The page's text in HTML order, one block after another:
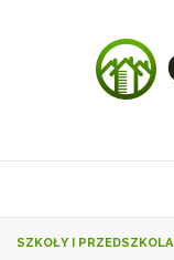
SZKOŁY I PRZEDSZKOLA